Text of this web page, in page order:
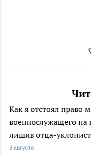
Как я отстоял право
военнослужащего
лишив отца-
3 августа